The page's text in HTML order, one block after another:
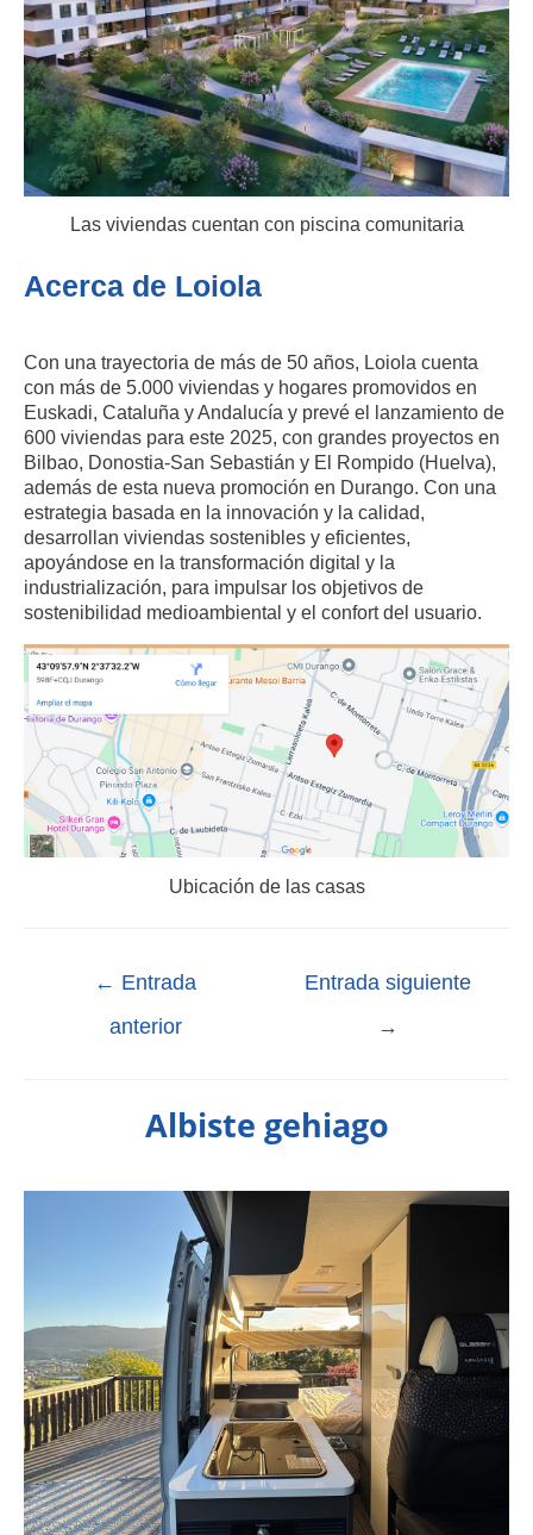
Las viviendas cuentan con piscina comunitaria
Acerca de Loiola
Con una trayectoria de más de 50 años, Loiola cuenta
con más de 5.000 viviendas y hogares promovidos en
Euskadi, Cataluña y Andalucía y prevé el lanzamiento de
600 viviendas para este 2025, con grandes proyectos en
Bilbao, Donostia-San Sebastián y El Rompido (Huelva),
además de esta nueva promoción en Durango. Con una
estrategia basada en la innovación y la calidad,
desarrollan viviendas sostenibles y eficientes,
apoyándose en la transformación digital y la
industrialización, para impulsar los objetivos de
sostenibilidad medioambiental y el confort del usuario.
Ubicación de las casas
← Entrada
anterior
Entrada siguiente
→
Albiste gehiago